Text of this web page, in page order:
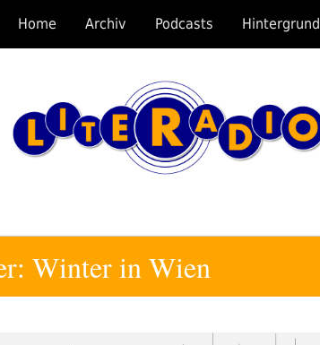
Home Archiv Podcasts Hintergrund
Winter in Wien